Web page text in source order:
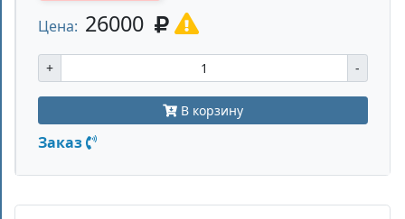
Цена: 26000
+ -
В корзину
Заказ